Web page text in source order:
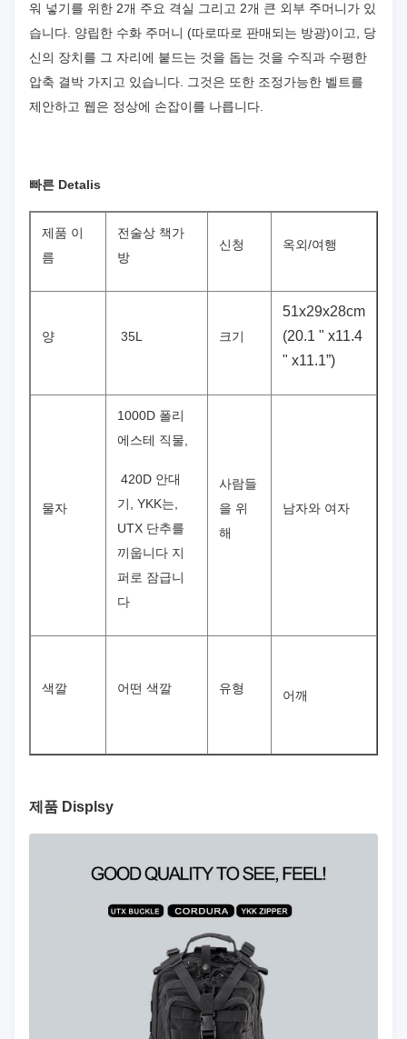
워 넣기를 위한 2개 주요 격실 그리고 2개 큰 외부 주머니가 있
습니다. 양립한 수화 주머니 (따로따로 판매되는 방광)이고, 당
신의 장치를 그 자리에 붙드는 것을 돕는 것을 수직과 수평한
압축 결박 가지고 있습니다. 그것은 또한 조정가능한 벨트를
제안하고 웹은 정상에 손잡이를 나릅니다.
빠른 Detalis
제품 이
름
전술상 책가
방
신청 옥외/여행
양 35L 크기
51x29x28cm
(20.1 " x11.4
" x11.1”)
물자
1000D 폴리
에스테 직물,
420D 안대
기, YKK는,
UTX 단추를
끼웁니다 지
퍼로 잠급니
다
사람들
을 위
해
남자와 여자
색깔 어떤 색깔 유형 어깨
제품 Displsy